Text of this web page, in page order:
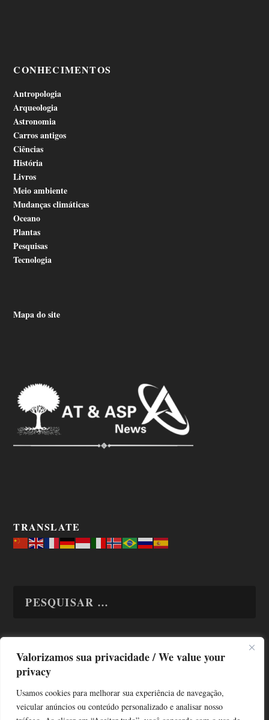
Valorizamos sua privacidade / We value your
privacy
Usamos cookies para melhorar sua experiência de navegação,
veicular anúncios ou conteúdo personalizado e analisar nosso
CONHECIMENTOS
Antropologia
Arqueologia
Astronomia
Carros antigos
Ciências
História
Livros
Meio ambiente
Mudanças climáticas
Oceano
Plantas
Pesquisas
Tecnologia
Mapa do site
TRANSLATE
TODAS OS ASSUNTOS